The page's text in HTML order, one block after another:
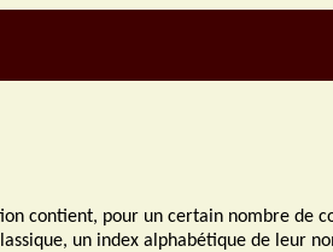
contient, pour un certain nombre de
un index alphabétique de leur